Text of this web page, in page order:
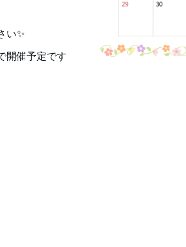
い✨
開催予定です